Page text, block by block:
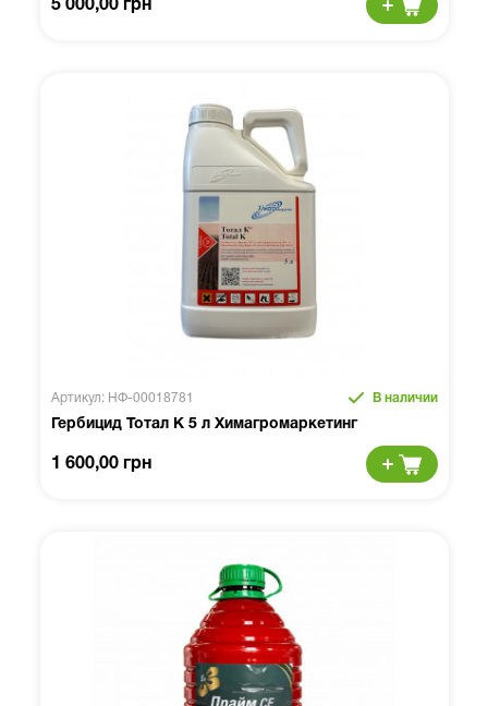
5 000,00 грн
Артикул: НФ-00018781 В наличии
Гербицид Тотал К 5 л Химагромаркетинг
1 600,00 грн